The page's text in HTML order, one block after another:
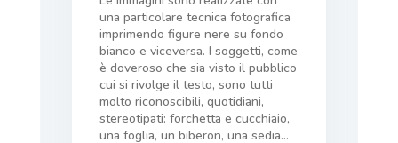
una particolare tecnica fotografica
imprimendo figure nere su fondo
bianco e viceversa. I soggetti, come
è doveroso che sia visto il pubblico
cui si rivolge il testo, sono tutti
molto riconoscibili, quotidiani,
stereotipati: forchetta e cucchiaio,
una foglia, un biberon, una sedia…